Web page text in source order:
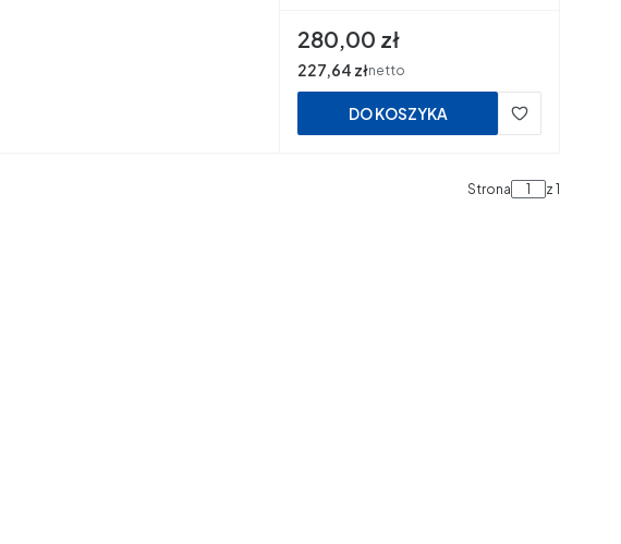
Cena
280,00 zł
Cena
227,64 złnetto
DO KOSZYKA
Strona z 1